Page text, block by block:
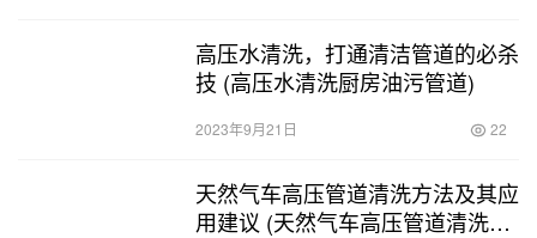
高压水清洗，打通清洁管道的必杀
技 (高压水清洗厨房油污管道)
2023年9月21日 22
天然气车高压管道清洗方法及其应
用建议 (天然气车高压管道清洗方